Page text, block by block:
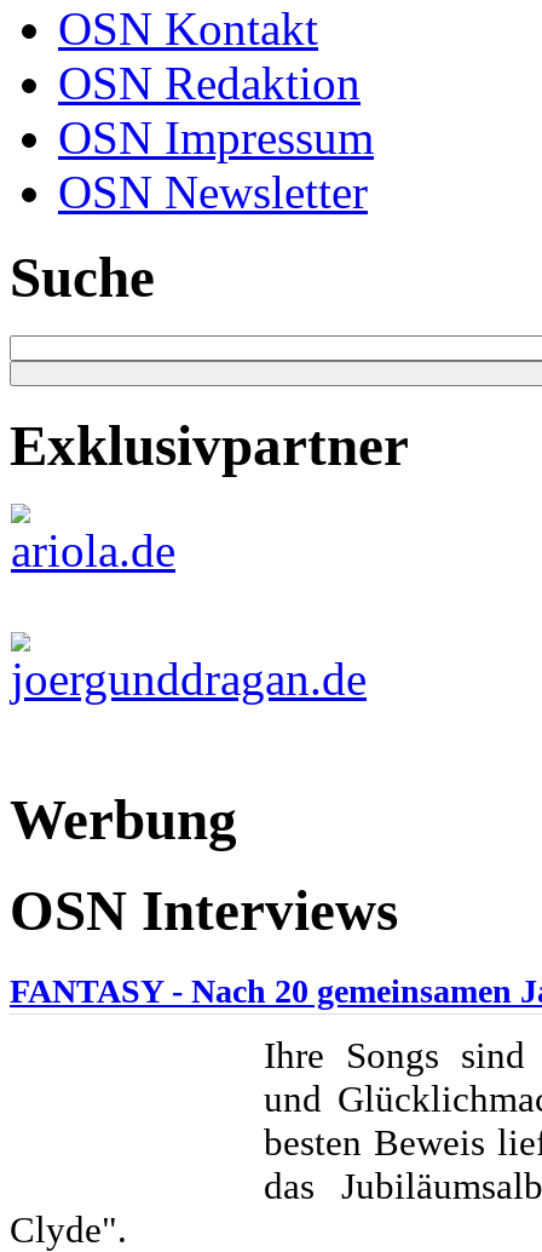
OSN Kontakt
OSN Redaktion
OSN Impressum
OSN Newsletter
Suche
Exklusivpartner
Werbung
OSN Interviews
FANTASY - Nach 20 gemeinsamen
Ihre Songs sind
und
besten Beweis
das
Clyde".